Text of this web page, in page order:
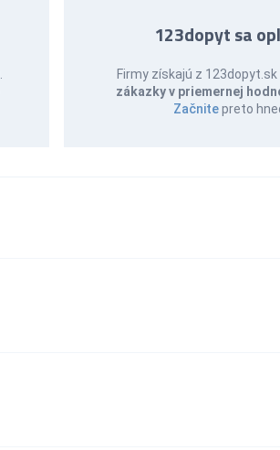
123dopyt sa
Firmy získajú z
zákazky v priemernej
Začnitepreto